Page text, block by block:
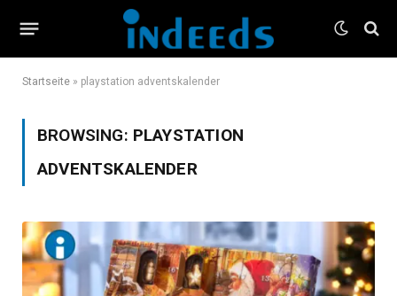
Startseite » playstation adventskalender
BROWSING: PLAYSTATION
ADVENTSKALENDER